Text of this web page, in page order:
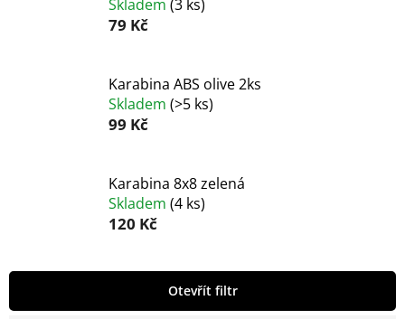
Skladem (3 ks)
79 Kč
Karabina ABS olive 2ks
Skladem (>5 ks)
99 Kč
Karabina 8x8 zelená
Skladem (4 ks)
120 Kč
Otevřít filtr
V